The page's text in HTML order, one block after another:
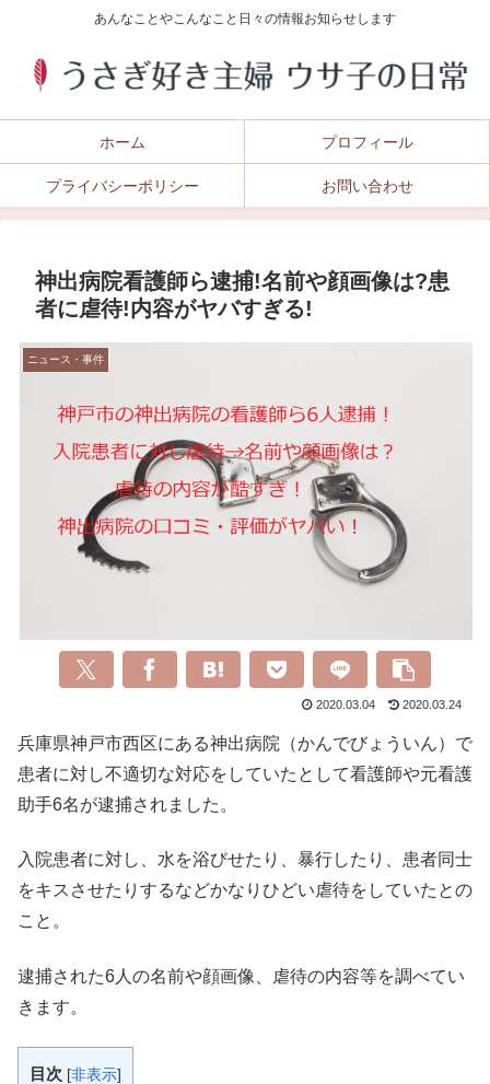
あんなことやこんなこと日々の情報お知らせします
ホーム プロフィール
プライバシーポリシー お問い合わせ
神出病院看護師ら逮捕!名前や顔画像は?患
者に虐待!内容がヤバすぎる!
ニュース・事件
2020.03.04 2020.03.24
兵庫県神戸市西区にある神出病院（かんでびょういん）で
患者に対し不適切な対応をしていたとして看護師や元看護
助手6名が逮捕されました。
入院患者に対し、水を浴びせたり、暴行したり、患者同士
をキスさせたりするなどかなりひどい虐待をしていたとの
こと。
逮捕された6人の名前や顔画像、虐待の内容等を調べてい
きます。
目次 [非表示]